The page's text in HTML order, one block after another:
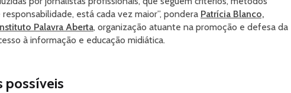
está cada vez maior”, pondera Patrícia Blanco,
Palavra Aberta, organização atuante na promoção e defesa da
à informação e educação midiática.
possíveis